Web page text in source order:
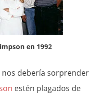
en 1992
nos debería sorprender
estén plagados de